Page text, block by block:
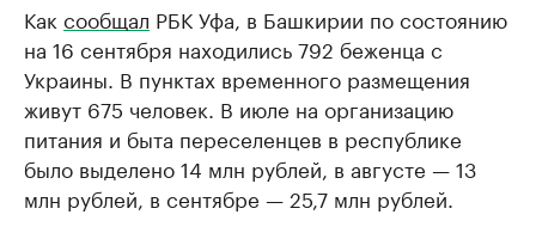
Как сообщал РБК Уфа, в Башкирии по состоянию
на 16 сентября находились 792 беженца с
Украины. В пунктах временного размещения
живут 675 человек. В июле на организацию
питания и быта переселенцев в республике
было выделено 14 млн рублей, в августе — 13
млн рублей, в сентябре — 25,7 млн рублей.